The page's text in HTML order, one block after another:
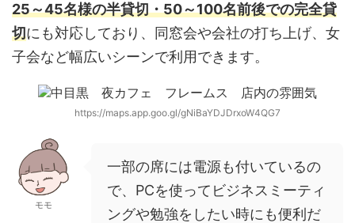
25～45名様の半貸切・50～100名前後での完全貸
切にも対応しており、同窓会や会社の打ち上げ、女
子会など幅広いシーンで利用できます。
https://maps.app.goo.gl/gNiBaYDJDrxoW4QG7
モモ
一部の席には電源も付いているの
で、PCを使ってビジネスミーティ
ングや勉強をしたい時にも便利だ